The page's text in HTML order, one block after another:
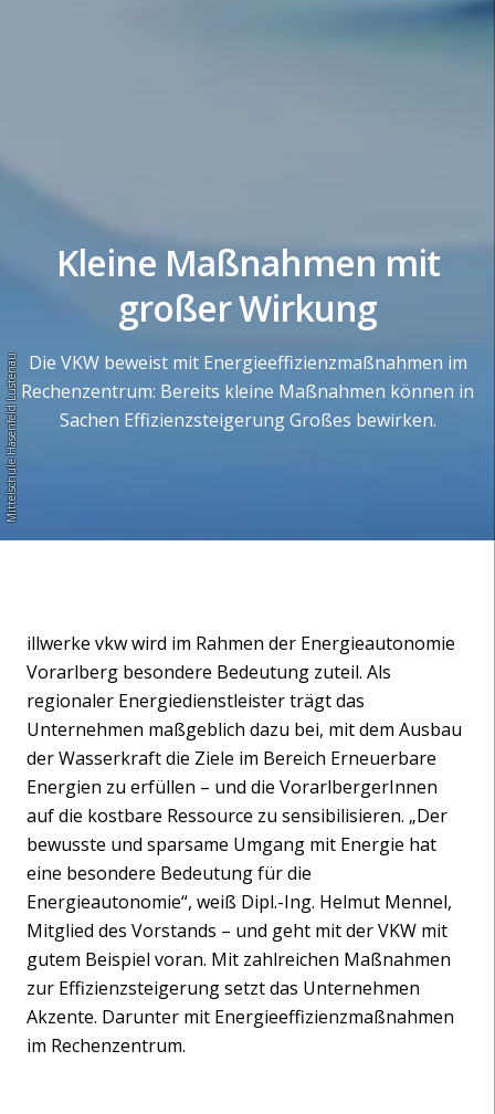
Mittelschule Hasenfeld Lustenau
Kleine Maßnahmen mit
großer Wirkung
Die VKW beweist mit Energieeffizienzmaßnahmen im
Rechenzentrum: Bereits kleine Maßnahmen können in
Sachen Effizienzsteigerung Großes bewirken.
illwerke vkw wird im Rahmen der Energieautonomie
Vorarlberg besondere Bedeutung zuteil. Als
regionaler Energiedienstleister trägt das
Unternehmen maßgeblich dazu bei, mit dem Ausbau
der Wasserkraft die Ziele im Bereich Erneuerbare
Energien zu erfüllen – und die VorarlbergerInnen
auf die kostbare Ressource zu sensibilisieren. „Der
bewusste und sparsame Umgang mit Energie hat
eine besondere Bedeutung für die
Energieautonomie“, weiß Dipl.-Ing. Helmut Mennel,
Mitglied des Vorstands – und geht mit der VKW mit
gutem Beispiel voran. Mit zahlreichen Maßnahmen
zur Effizienzsteigerung setzt das Unternehmen
Akzente. Darunter mit Energieeffizienzmaßnahmen
im Rechenzentrum.